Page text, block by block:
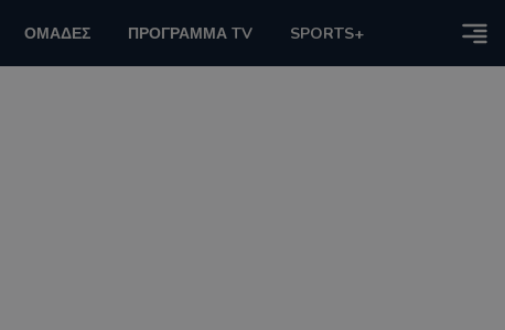
ΟΜΑΔΕΣ ΠΡΟΓΡΑΜΜΑ TV SPORTS+